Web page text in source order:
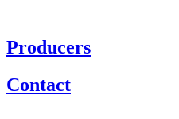
Producers
Contact